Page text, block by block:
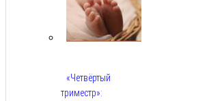
«Четвёртый
триместр»: